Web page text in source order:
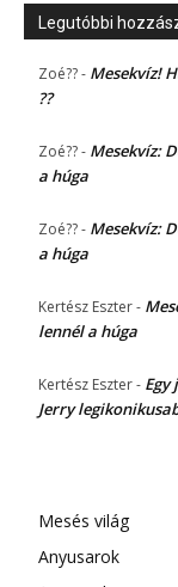
Legutóbbi
Zoé??- Mesekvíz!
??
Zoé??- Mesekvíz:
a húga
Zoé??- Mesekvíz:
a húga
Kertész Eszter-
lennél a húga
Kertész Eszter- Egy
Jerry
Mesés világ
Anyusarok